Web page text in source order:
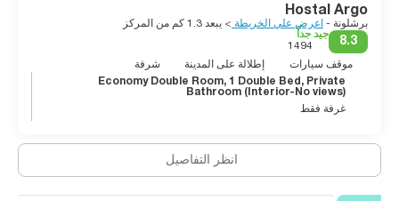
Hostal Argo
برشلونة - اعرض علي الخريطة > يبعد 1.3 كم من المركز
8.3
جيد جداً
1494
موقف سيارات
إطلالة على المدينة
شرفة
Economy Double Room, 1 Double Bed, Private
Bathroom (Interior-No views)
غرفة فقط
انظر التفاصيل